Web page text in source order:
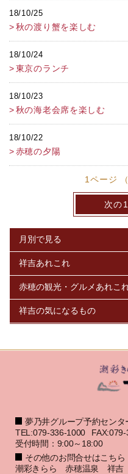
18/10/25
秋の渡り蟹を楽しむ
18/10/24
東京のランチ
18/10/23
秋の海老会席を楽しむ
18/10/22
赤穂の夕陽
1ページ
次の
夢乃井グループ予約センタ
TEL:079-336-1000
受付時間：9:00～18:00
その他のお問合せはこちら
潮彩きらら 赤穂温泉 祥吉